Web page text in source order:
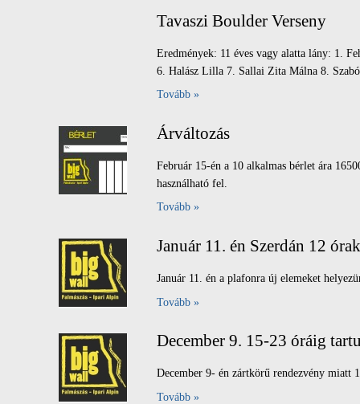
Tavaszi Boulder Verseny
Eredmények: 11 éves vagy alatta lány: 1.
6. Halász Lilla 7. Sallai Zita Málna 8.
Tovább »
Árváltozás
Február 15-én a 10 alkalmas bérlet ára
használható fel.
Tovább »
Január 11. én Szerdán 12
Január 11. én a plafonra új elemeket
Tovább »
December 9. 15-23 óráig
December 9- én zártkörű rendezvény miatt
Tovább »